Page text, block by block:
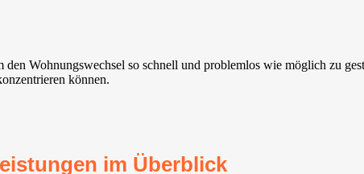
Wohnungswechsel so schnell und problemlos wie möglich zu
können.
im Überblick